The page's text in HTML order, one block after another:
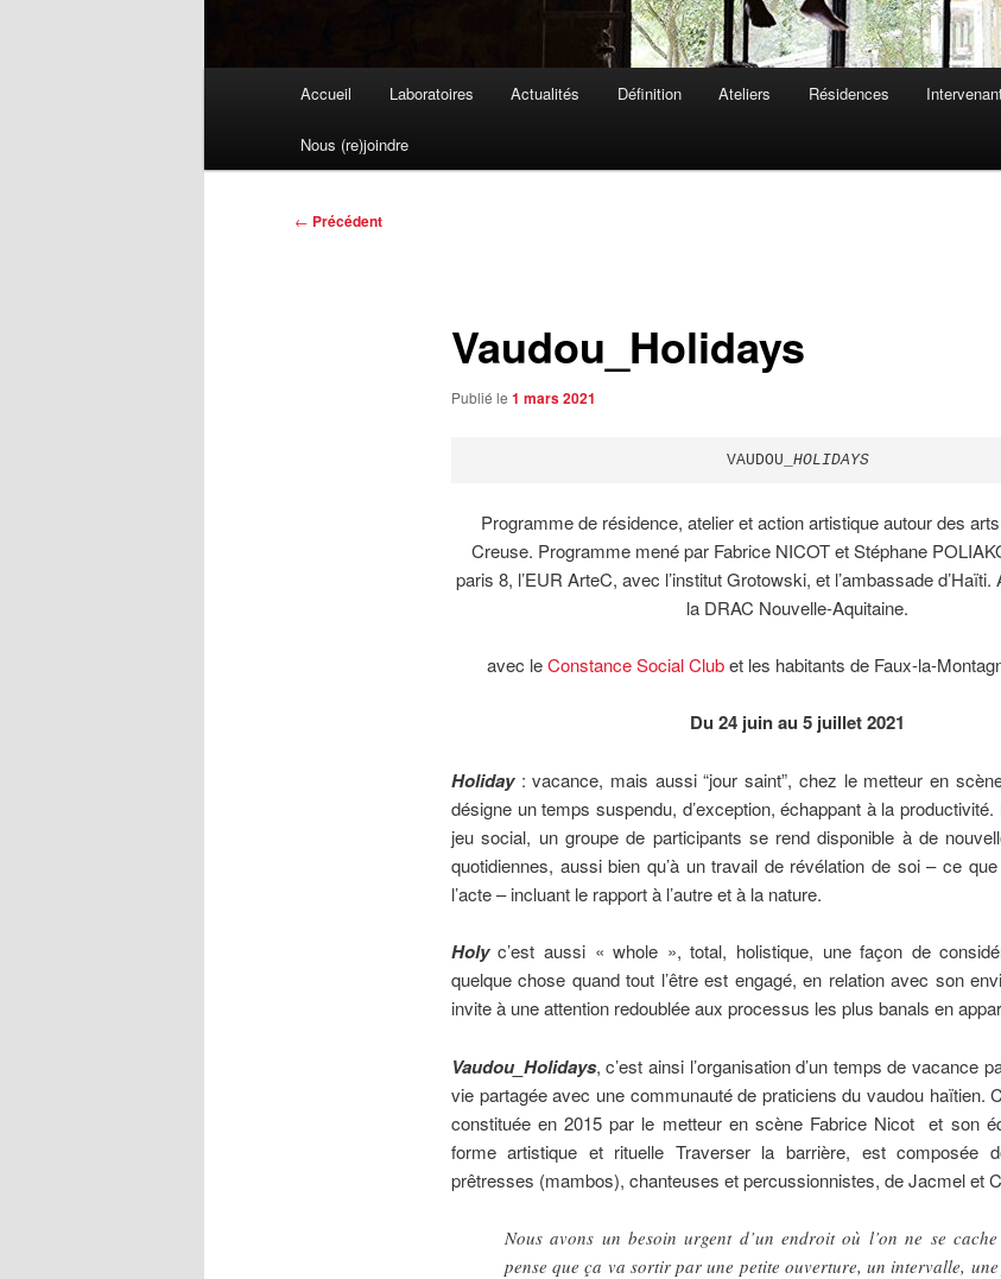
Accueil Laboratoires Actualités Définition Ateliers Résidences
Nous (re)joindre
Navigation
← Précédent
Vaudou_Holidays
Publié le 1 mars 2021
VAUDOU_ HOLIDAYS
Programme de résidence, atelier et action artistique autour des
Creuse. Programme mené par Fabrice NICOT et Stéphane
paris 8, l’EUR ArteC, avec l’institut Grotowski, et l’ambassade
la DRAC Nouvelle-Aquitaine.
avec leConstance Social Clubet les habitants de Faux-la-
Du 24 juin au 5 juillet 2021
Holiday: vacance, mais aussi “jour saint”, chez le metteur en
désigne un temps suspendu, d’exception, échappant à la
jeu social, un groupe de participants se rend disponible à de
quotidiennes, aussi bien qu’à un travail de révélation de soi – ce
l’acte – incluant le rapport à l’autre et à la nature.
Holyc’est aussi « whole », total, holistique, une façon de
quelque chose quand tout l’être est engagé, en relation avec son
invite à une attention redoublée aux processus les plus banals en
Vaudou_Holidays, c’est ainsi l’organisation d’un temps de vacance
vie partagée avec une communauté de praticiens du vaudou haïtien.
constituée en 2015 par le metteur en scène Fabrice Nicot et son
forme artistique et rituelle Traverser la barrière, est composée
prêtresses (mambos), chanteuses et percussionnistes, de Jacmel et
Nous avons un besoin urgent d’un endroit où l’on ne se
pense que ça va sortir par une petite ouverture, un intervalle, une